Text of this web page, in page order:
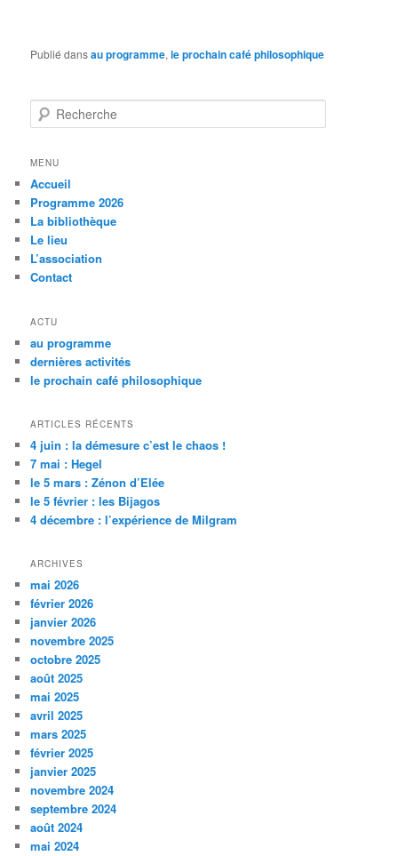
Publié dansau programme,le prochain café philosophique
e
h
r
c
h
e
MENU
Accueil
Programme 2026
La bibliothèque
Le lieu
L’association
Contact
ACTU
au programme
dernières activités
le prochain café philosophique
ARTICLES RÉCENTS
4 juin : la démesure c’est le chaos !
7 mai : Hegel
le 5 mars : Zénon d’Elée
le 5 février : les Bijagos
4 décembre : l’expérience de Milgram
ARCHIVES
mai 2026
février 2026
janvier 2026
novembre 2025
octobre 2025
août 2025
mai 2025
avril 2025
mars 2025
février 2025
janvier 2025
novembre 2024
septembre 2024
août 2024
mai 2024